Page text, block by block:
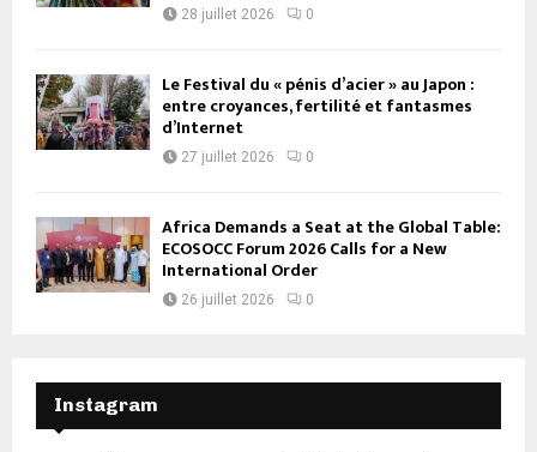
28 juillet 2026 0
Le Festival du « pénis d’acier » au Japon :
entre croyances, fertilité et fantasmes
d’Internet
27 juillet 2026 0
Africa Demands a Seat at the Global Table:
ECOSOCC Forum 2026 Calls for a New
International Order
26 juillet 2026 0
Instagram